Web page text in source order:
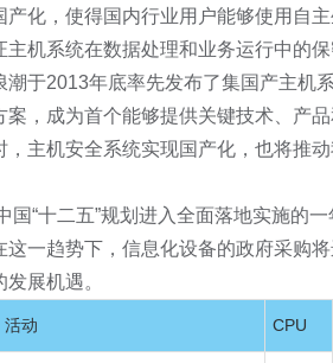
产化，使得国内行业用户能够使用自
主机系统在数据处理和业务运行中的
潮于2013年底率先发布了集国产主机
案，成为首个能够提供关键技术、产
，主机安全系统实现国产化，也将推
国“十二五”规划进入全面落地实施的
这一趋势下，信息化设备的政府采购
展机遇。
活动 CPU